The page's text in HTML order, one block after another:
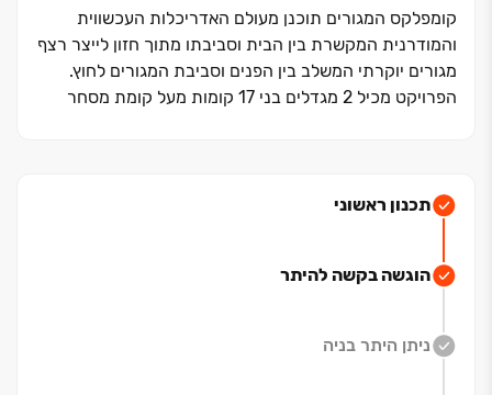
קומפלקס המגורים תוכנן מעולם האדריכלות העכשווית
והמודרנית המקשרת בין הבית וסביבתו מתוך חזון לייצר רצף
מגורים יוקרתי המשלב בין הפנים וסביבת המגורים לחוץ.
הפרויקט מכיל ‏2 מגדלים בני ‏17 קומות מעל קומת מסחר
מיוחדות ופנטהאוזים עם נוף ים חלומי.
מוסף לדיירי הפרויקט. אתם תוכלו בסוף יום העבודה לשחק
שאתם צריכים לארוחת הערב.
חדרי הדיירים המשותפים מספקים חוויה בפני עצמה שנהוגה
תכנון ראשוני
הוגשה בקשה להיתר
ניתן היתר בניה